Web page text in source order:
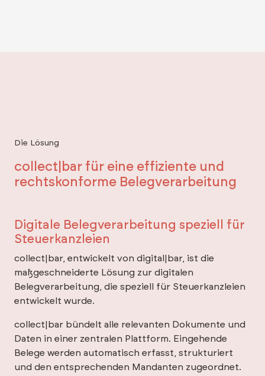
Die Lösung
collect|bar für eine effiziente und
rechtskonforme Belegverarbeitung
Digitale Belegverarbeitung speziell für
Steuerkanzleien
collect|bar, entwickelt von digital|bar, ist die
maßgeschneiderte Lösung zur digitalen
Belegverarbeitung, die speziell für Steuerkanzleien
entwickelt wurde.
collect|bar bündelt alle relevanten Dokumente und
Daten in einer zentralen Plattform. Eingehende
Belege werden automatisch erfasst, strukturiert
und den entsprechenden Mandanten zugeordnet.